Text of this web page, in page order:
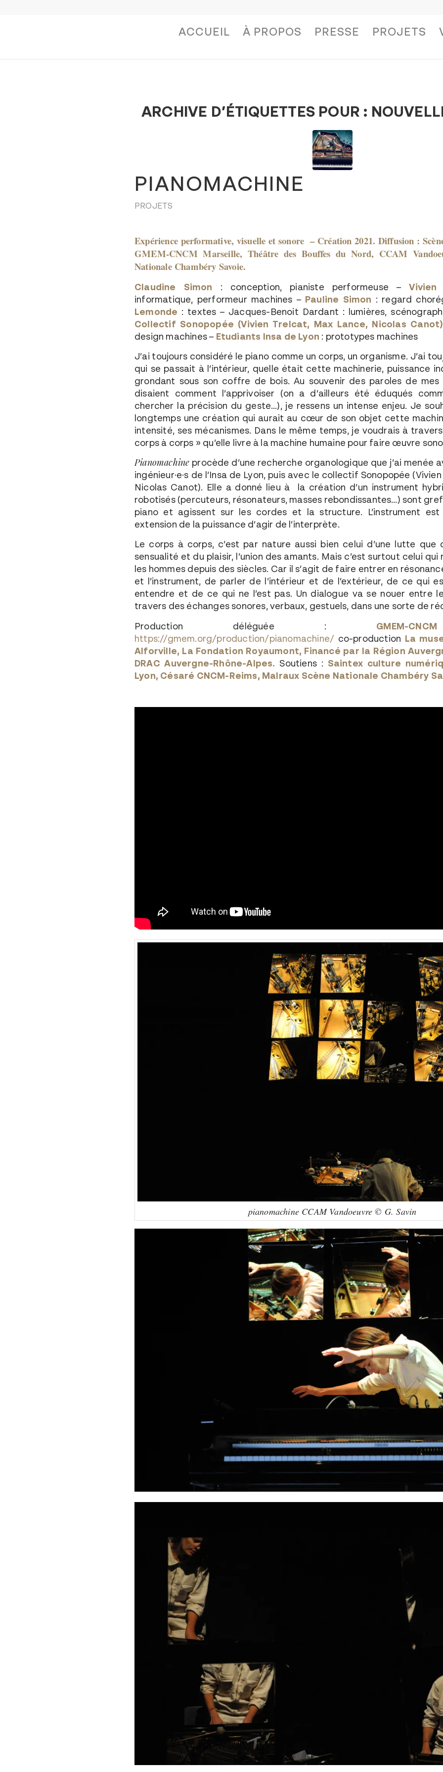
ACCUEIL À PROPOS PRESSE PROJETS
ARCHIVE D’ÉTIQUETTES POUR :
PIANOMACHINE
PROJETS
Expérience performative, visuelle et sonore – Création 2021. Diffusion :
GMEM-CNCM Marseille, Théâtre des Bouffes du Nord, CCAM
Nationale Chambéry Savoie.
Claudine Simon : conception, pianiste performeuse –
informatique, performeur machines – Pauline Simon : regard
Lemonde : textes – Jacques-Benoit Dardant : lumières,
Collectif Sonopopée (Vivien Trelcat, Max Lance, Nicolas Canot)
design machines – Etudiants Insa de Lyon : prototypes machines
J’ai toujours considéré le piano comme un corps, un organisme. J’ai
qui se passait à l’intérieur, quelle était cette machinerie, puissance
grondant sous son coffre de bois. Au souvenir des paroles de mes
disaient comment l’apprivoiser (on a d’ailleurs été éduqués
chercher la précision du geste…), je ressens un intense enjeu. Je
longtemps une création qui aurait au cœur de son objet cette
intensité, ses mécanismes. Dans le même temps, je voudrais à
corps à corps » qu’elle livre à la machine humaine pour faire œuvre
Pianomachine procède d’une recherche organologique que j’ai menée
ingénieur·e·s de l’Insa de Lyon, puis avec le collectif Sonopopée
Nicolas Canot). Elle a donné lieu à la création d’un instrument
robotisés (percuteurs, résonateurs, masses rebondissantes…) sont
piano et agissent sur les cordes et la structure. L’instrument
extension de la puissance d’agir de l’interprète.
Le corps à corps, c’est par nature aussi bien celui d’une lutte que
sensualité et du plaisir, l’union des amants. Mais c’est surtout celui
les hommes depuis des siècles. Car il s’agit de faire entrer en
et l’instrument, de parler de l’intérieur et de l’extérieur, de ce qui
entendre et de ce qui ne l’est pas. Un dialogue va se nouer entre
travers des échanges sonores, verbaux, gestuels, dans une sorte de
Production déléguée : GMEM-
https://gmem.org/production/pianomachine/ co-production La
Alforville, La Fondation Royaumont, Financé par la Région
DRAC Auvergne-Rhône-Alpes. Soutiens : Saintex culture
Lyon, Césaré CNCM-Reims, Malraux Scène Nationale Chambéry
pianomachine CCAM Vandoeuvre © G. Savin